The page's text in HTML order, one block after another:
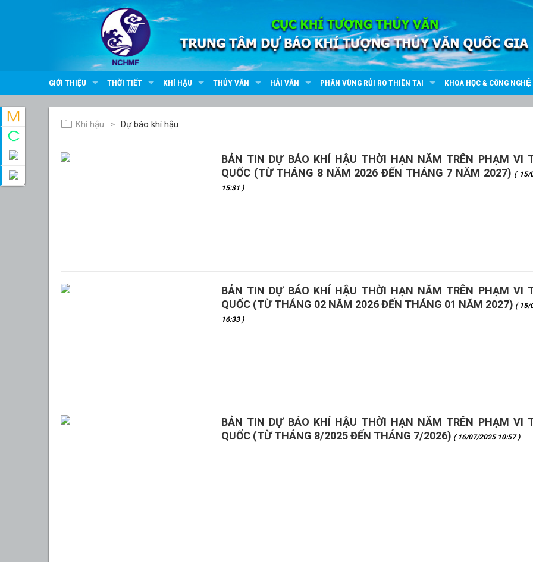
GIỚI THIỆU THỜI TIẾT KHÍ HẬU THỦY VĂN HẢI VĂN PHÂN VÙNG RỦI RO THIÊN TAI KHOA HỌC & CÔNG NGHỆ
Khí hậu Dự báo khí hậu
BẢN TIN DỰ BÁO KHÍ HẬU THỜI HẠN NĂM TRÊN PHẠM VI
QUỐC (TỪ THÁNG 8 NĂM 2026 ĐẾN THÁNG 7 NĂM 2027) ( 15/
15:31 )
BẢN TIN DỰ BÁO KHÍ HẬU THỜI HẠN NĂM TRÊN PHẠM VI
QUỐC (TỪ THÁNG 02 NĂM 2026 ĐẾN THÁNG 01 NĂM 2027) ( 15/
16:33 )
BẢN TIN DỰ BÁO KHÍ HẬU THỜI HẠN NĂM TRÊN PHẠM VI
QUỐC (TỪ THÁNG 8/2025 ĐẾN THÁNG 7/2026) ( 16/07/2025 10:57 )